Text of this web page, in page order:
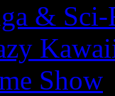
&
Show